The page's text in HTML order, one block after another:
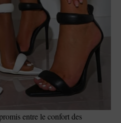
entre le confort des